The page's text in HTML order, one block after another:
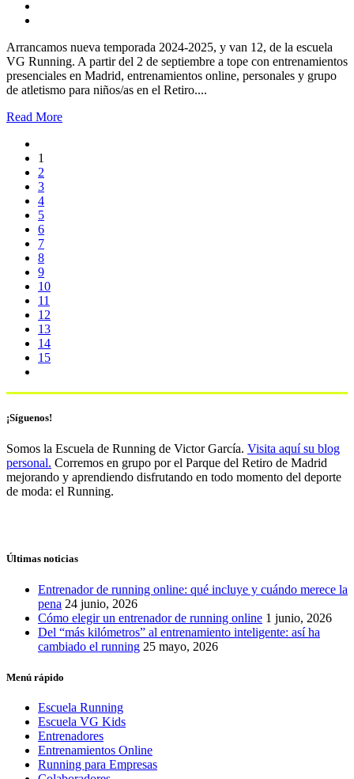
Arrancamos nueva temporada 2024-2025, y van 12, de la escuela
VG Running. A partir del 2 de septiembre a tope con entrenamientos
presenciales en Madrid, entrenamientos online, personales y grupo
de atletismo para niños/as en el Retiro....
Read More
1
2
3
4
5
6
7
8
9
10
11
12
13
14
15
¡Síguenos!
Somos la Escuela de Running de Victor García. Visita aquí su blog
personal. Corremos en grupo por el Parque del Retiro de Madrid
mejorando y aprendiendo disfrutando en todo momento del deporte
de moda: el Running.
Últimas noticias
Entrenador de running online: qué incluye y cuándo merece la
pena 24 junio, 2026
Cómo elegir un entrenador de running online 1 junio, 2026
Del “más kilómetros” al entrenamiento inteligente: así ha
cambiado el running 25 mayo, 2026
Menú rápido
Escuela Running
Escuela VG Kids
Entrenadores
Entrenamientos Online
Running para Empresas